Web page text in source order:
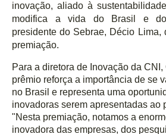
inovação, aliado à
modifica a vida do Brasil e
presidente do Sebrae, Décio Lima,
premiação.
Para a diretora de Inovação da CNI,
prêmio reforça a importância de se
no Brasil e representa uma
inovadoras serem apresentadas ao
"Nesta premiação, notamos a
inovadora das empresas, dos